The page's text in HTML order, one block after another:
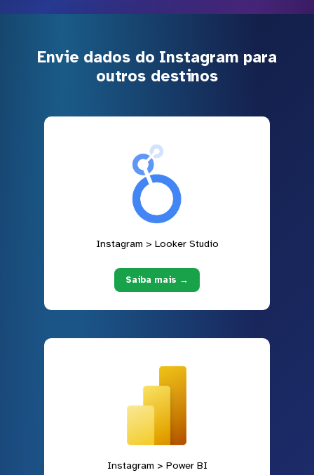
Envie dados do Instagram para
outros destinos
Instagram > Looker Studio
Saiba mais →
Instagram > Power BI